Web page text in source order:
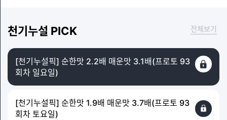
천기누설 PICK 전체보기
[천기누설픽] 순한맛 2.2배 매운맛 3.1배(프로토 93
회차 일요일)
[천기누설픽] 순한맛 1.9배 매운맛 3.7배(프로토 93
회차 토요일)